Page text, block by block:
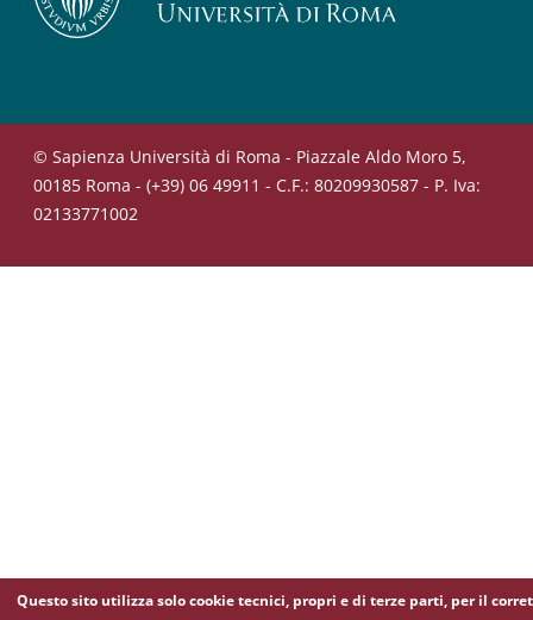
© Sapienza Università di Roma - Piazzale Aldo Moro 5,
00185 Roma - (+39) 06 49911 - C.F.: 80209930587 - P. Iva:
02133771002
Questo sito utilizza solo cookie tecnici, propri e di terze parti, per il